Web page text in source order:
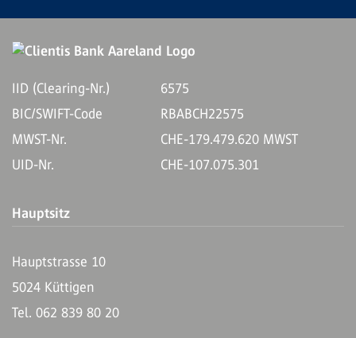
IID (Clearing-Nr.)
6575
BIC/SWIFT-Code
RBABCH22575
MWST-Nr.
CHE-179.479.620 MWST
UID-Nr.
CHE-107.075.301
Hauptsitz
Hauptstrasse 10
5024 Küttigen
Tel. 062 839 80 20